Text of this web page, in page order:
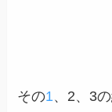
その1、2、3